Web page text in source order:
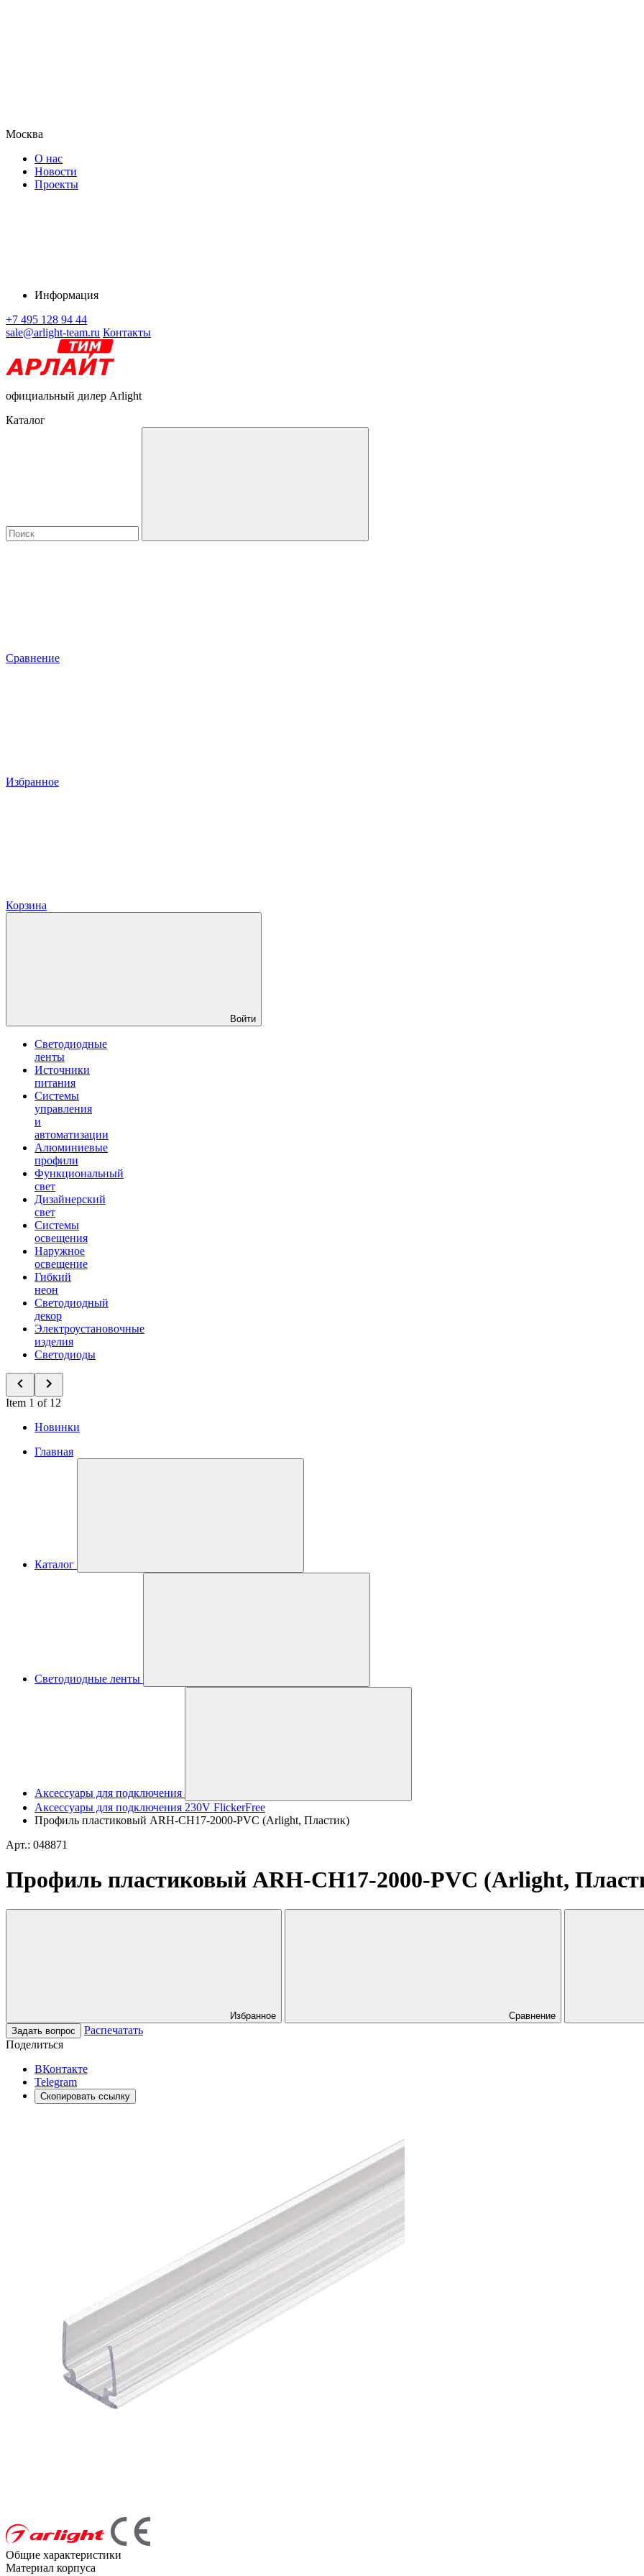
Москва
О нас
Новости
Проекты
Информация
+7 495 128 94 44
sale@arlight-team.ru Контакты
официальный дилер Arlight
Каталог
Сравнение
Избранное
Корзина
Войти
Светодиодные
ленты
Источники
питания
Системы
управления
и
автоматизации
Алюминиевые
профили
Функциональный
свет
Дизайнерский
свет
Системы
освещения
Наружное
освещение
Гибкий
неон
Светодиодный
декор
Электроустановочные
изделия
Светодиоды
Item 1 of 12
Новинки
Главная
Каталог
Светодиодные ленты
Аксессуары для подключения
Аксессуары для подключения 230V FlickerFree
Профиль пластиковый ARH-CH17-2000-PVC (Arlight, Пластик)
Арт.: 048871
Профиль пластиковый ARH-CH17-2000-PVC (Arlight,
Избранное
Сравнение
Задать вопрос
Распечатать
Поделиться
ВКонтакте
Telegram
Скопировать ссылку
Общие характеристики
Материал корпуса